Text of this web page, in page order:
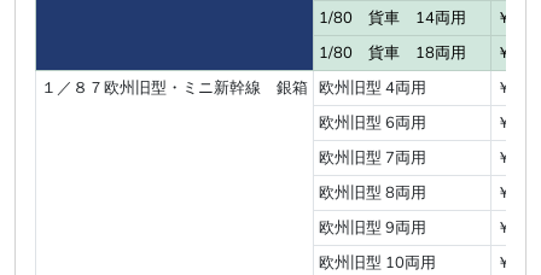
1/80 貨車 14両用
￥
1/80 貨車 18両用
￥
１／８７欧州旧型・ミニ新幹線 銀箱 欧州旧型 4両用
￥
欧州旧型 6両用
￥
欧州旧型 7両用
￥
欧州旧型 8両用
￥
欧州旧型 9両用
￥
欧州旧型 10両用
￥